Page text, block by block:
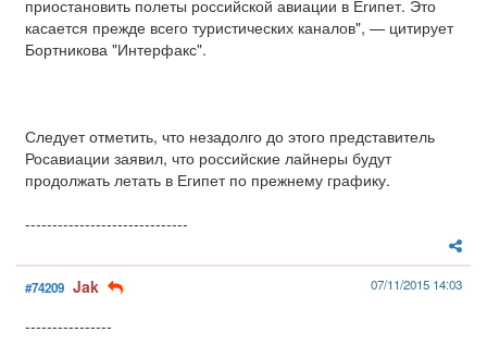
приостановить полеты российской авиации в Египет. Это
касается прежде всего туристических каналов", — цитирует
Бортникова "Интерфакс".
Следует отметить, что незадолго до этого представитель
Росавиации заявил, что российские лайнеры будут
продолжать летать в Египет по прежнему графику.
------------------------------
#74209 Jak 07/11/2015 14:03
----------------